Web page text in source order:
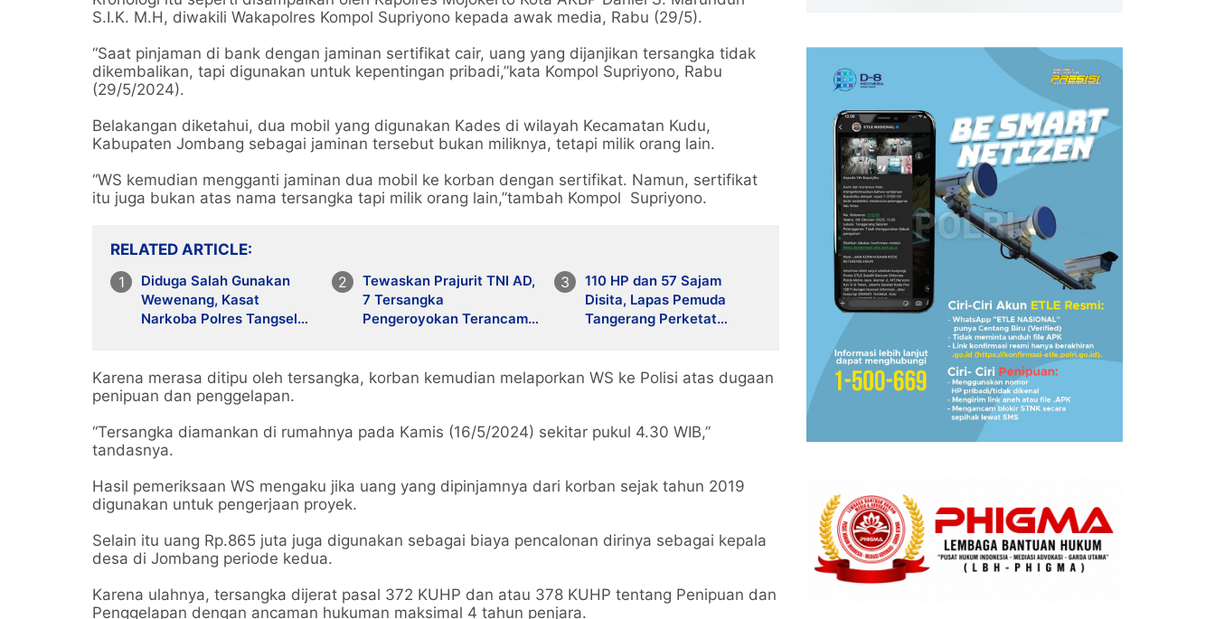
S.I.K. M.H, diwakili Wakapolres Kompol Supriyono kepada awak media, Rabu (29/5).
“Saat pinjaman di bank dengan jaminan sertifikat cair, uang yang dijanjikan tersangka tidak
dikembalikan, tapi digunakan untuk kepentingan pribadi,”kata Kompol Supriyono, Rabu
(29/5/2024).
Belakangan diketahui, dua mobil yang digunakan Kades di wilayah Kecamatan Kudu,
Kabupaten Jombang sebagai jaminan tersebut bukan miliknya, tetapi milik orang lain.
“WS kemudian mengganti jaminan dua mobil ke korban dengan sertifikat. Namun, sertifikat
itu juga bukan atas nama tersangka tapi milik orang lain,”tambah Kompol Supriyono.
RELATED ARTICLE
Diduga Salah Gunakan
Wewenang, Kasat
Narkoba Polres Tangsel
Tewaskan Prajurit TNI AD,
7 Tersangka
Pengeroyokan Terancam
110 HP dan 57 Sajam
Disita, Lapas Pemuda
Tangerang Perketat
Karena merasa ditipu oleh tersangka, korban kemudian melaporkan WS ke Polisi atas dugaan
penipuan dan penggelapan.
“Tersangka diamankan di rumahnya pada Kamis (16/5/2024) sekitar pukul 4.30 WIB,”
tandasnya.
Hasil pemeriksaan WS mengaku jika uang yang dipinjamnya dari korban sejak tahun 2019
digunakan untuk pengerjaan proyek.
Selain itu uang Rp.865 juta juga digunakan sebagai biaya pencalonan dirinya sebagai kepala
desa di Jombang periode kedua.
Karena ulahnya, tersangka dijerat pasal 372 KUHP dan atau 378 KUHP tentang Penipuan dan
Penggelapan dengan ancaman hukuman maksimal 4 tahun penjara.